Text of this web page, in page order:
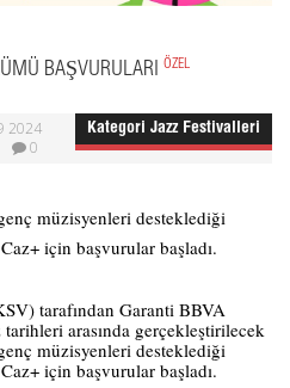
BAŞVURULARI ÖZEL
Kategori Jazz Festivalleri
2024
0
müzisyenleri desteklediği
için başvurular başladı.
tarafından Garanti BBVA
arasında gerçekleştirilecek
müzisyenleri desteklediği
için başvurular başladı.